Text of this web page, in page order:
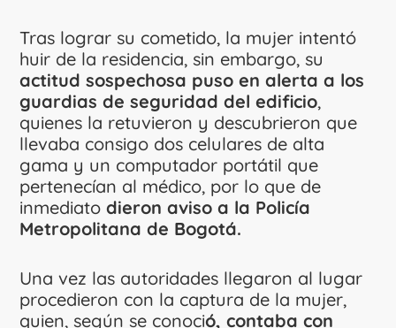
Tras lograr su cometido, la mujer intentó
huir de la residencia, sin embargo, su
actitud sospechosa puso en alerta a los
guardias de seguridad del edificio,
quienes la retuvieron y descubrieron que
llevaba consigo dos celulares de alta
gama y un computador portátil que
pertenecían al médico, por lo que de
inmediatodieron aviso a la Policía
Metropolitana de Bogotá.
Una vez las autoridades llegaron al lugar
procedieron con la captura de la mujer,
quien, según se conoció, contaba con